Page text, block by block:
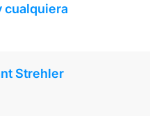
cualquiera
Strehler